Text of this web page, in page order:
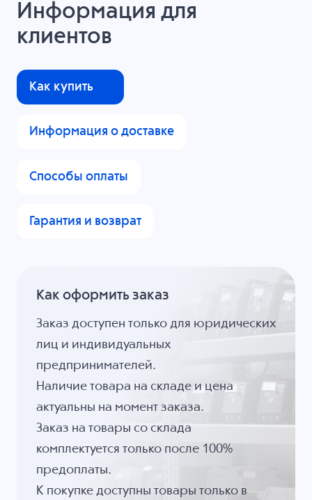
Информация для
клиентов
Как купить
Информация о доставке
Способы оплаты
Гарантия и возврат
Как оформить заказ
Заказ доступен только для юридических
лиц и индивидуальных
предпринимателей.
Наличие товара на складе и цена
актуальны на момент заказа.
Заказ на товары со склада
комплектуется только после 100%
предоплаты.
К покупке доступны товары только в